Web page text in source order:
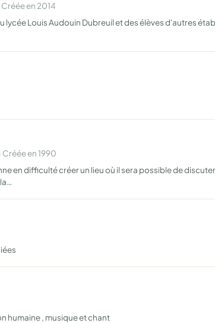
en 2014
lycée Louis Audouin Dubreuil et des élèves d'autres
Créée en 1990
en difficulté créer un lieu où il sera possible de
humaine , musique et chant